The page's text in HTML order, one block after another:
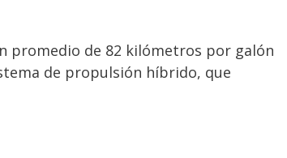
promedio de 82 kilómetros por galón
de propulsión híbrido, que